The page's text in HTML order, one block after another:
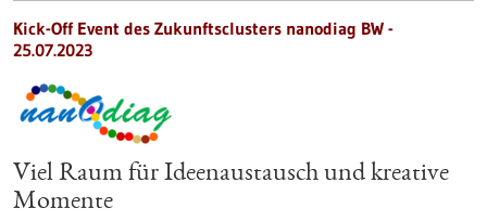
Kick-Off Event des Zukunftsclusters nanodiag BW -
25.07.2023
Viel Raum für Ideenaustausch und kreative
Momente